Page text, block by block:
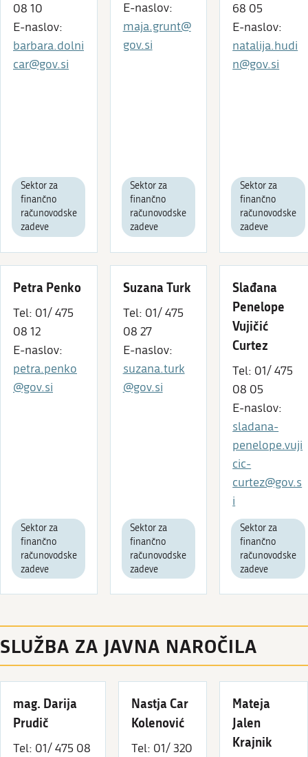
08 10
E-naslov:
barbara.dolni
car@gov.si
Sektor za
finančno
računovodske
zadeve
E-naslov:
maja.grunt@
gov.si
Sektor za
finančno
računovodske
zadeve
68 05
E-naslov:
natalija.hudi
n@gov.si
Sektor za
finančno
računovodske
zadeve
Petra Penko
Tel: 01/ 475
08 12
E-naslov:
petra.penko
@gov.si
Sektor za
finančno
računovodske
zadeve
Suzana Turk
Tel: 01/ 475
08 27
E-naslov:
suzana.turk
@gov.si
Sektor za
finančno
računovodske
zadeve
Slađana
Penelope
Vujičić
Curtez
Tel: 01/ 475
08 05
E-naslov:
sladana-
penelope.vuji
cic-
curtez@gov.s
i
Sektor za
finančno
računovodske
zadeve
SLUŽBA ZA JAVNA NAROČILA
mag. Darija
Prudič
Tel: 01/ 475 08
Nastja Car
Kolenović
Tel: 01/ 320
Mateja
Jalen
Krajnik